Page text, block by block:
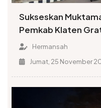
Sukseskan
Pemkab Klaten
WisataHermansah
Jumat, 25 November